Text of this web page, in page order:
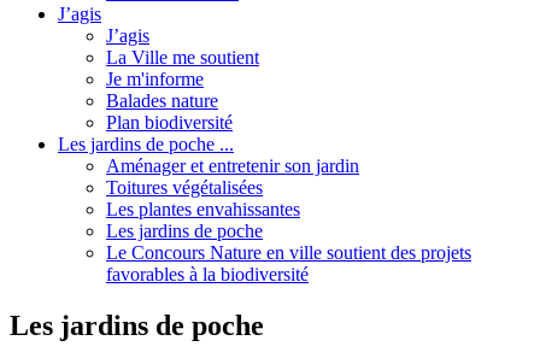
J’agis
J’agis
La Ville me soutient
Je m'informe
Balades nature
Plan biodiversité
Les jardins de poche ...
Aménager et entretenir son jardin
Toitures végétalisées
Les plantes envahissantes
Les jardins de poche
Le Concours Nature en ville soutient des projets
favorables à la biodiversité
Les jardins de poche